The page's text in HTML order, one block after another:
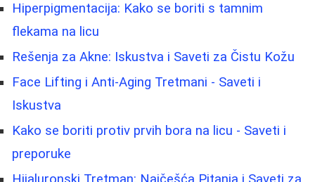
Hiperpigmentacija: Kako se boriti s tamnim
flekama na licu
Rešenja za Akne: Iskustva i Saveti za Čistu Kožu
Face Lifting i Anti-Aging Tretmani - Saveti i
Iskustva
Kako se boriti protiv prvih bora na licu - Saveti i
preporuke